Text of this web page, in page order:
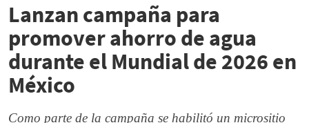
Lanzan campaña para
promover ahorro de agua
durante el Mundial de 2026 en
México
Como parte de la campaña se habilitó un micrositio